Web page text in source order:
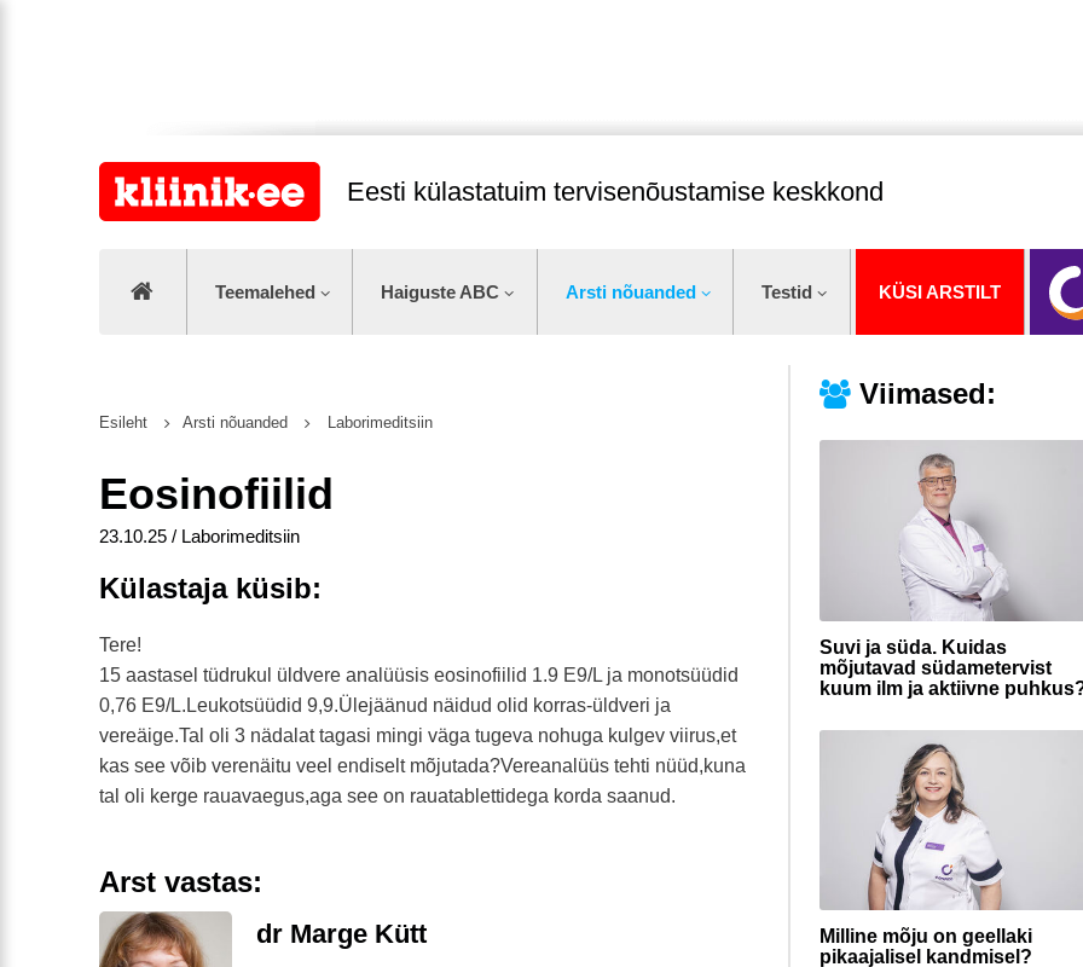
Eesti külastatuim tervisenõustamise keskkond
Teemalehed Haiguste ABC Arsti nõuanded Testid KÜSI ARSTILT
Viimased:
Suvi ja süda. Kuidas
mõjutavad südametervist
kuum ilm ja aktiivne
Milline mõju on geellaki
pikaajalisel kandmisel?
Esileht Arsti nõuanded Laborimeditsiin
Eosinofiilid
23.10.25 / Laborimeditsiin
Külastaja küsib:
Tere!
15 aastasel tüdrukul üldvere analüüsis eosinofiilid 1.9 E9/L ja monotsüüdid
0,76 E9/L.Leukotsüüdid 9,9.Ülejäänud näidud olid korras-üldveri ja
vereäige.Tal oli 3 nädalat tagasi mingi väga tugeva nohuga kulgev viirus,et
kas see võib verenäitu veel endiselt mõjutada?Vereanalüüs tehti nüüd,kuna
tal oli kerge rauavaegus,aga see on rauatablettidega korda saanud.
Arst vastas:
dr Marge Kütt